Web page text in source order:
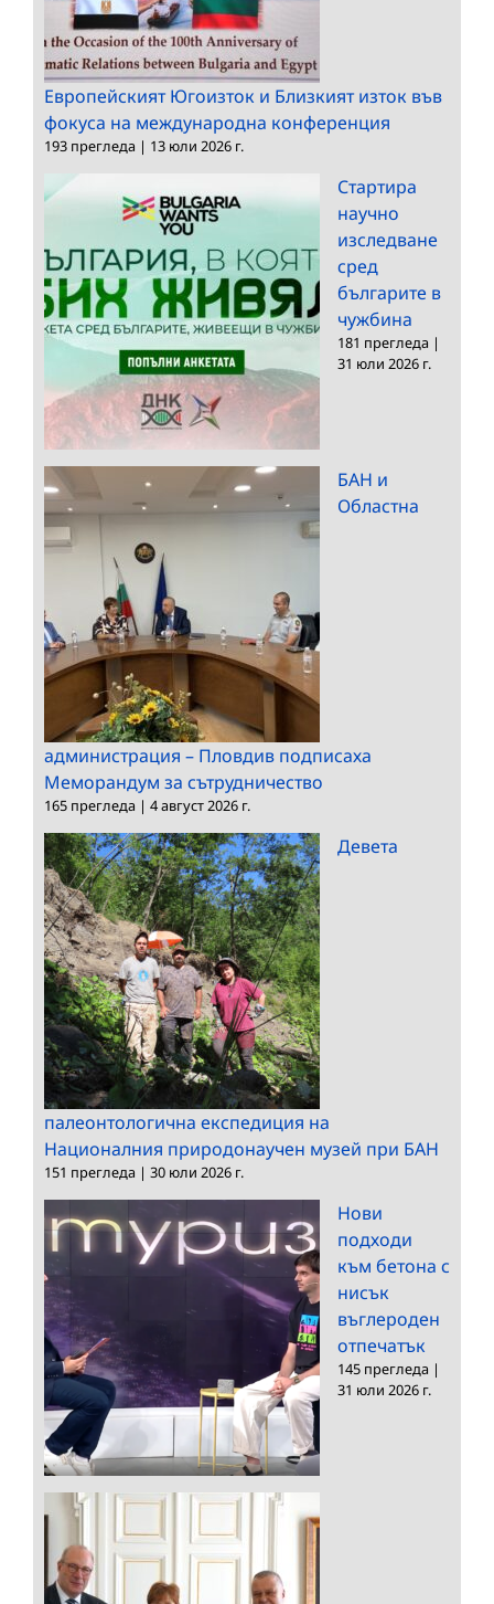
Европейският Югоизток и Близкият изток във
фокуса на международна конференция
193 прегледа | 13 юли 2026 г.
Стартира
научно
изследване
сред
българите в
чужбина
181 прегледа |
31 юли 2026 г.
БАН и
Областна
администрация – Пловдив подписаха
Меморандум за сътрудничество
165 прегледа | 4 август 2026 г.
Девета
палеонтологична експедиция на
Националния природонаучен музей при БАН
151 прегледа | 30 юли 2026 г.
Нови
подходи
към бетона с
нисък
въглероден
отпечатък
145 прегледа |
31 юли 2026 г.